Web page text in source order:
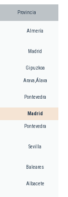
Provincia
Almería
Madrid
Gipuzkoa
Arava,Álava
Pontevedra
Madrid
Pontevedra
Sevilla
Baleares
Albacete